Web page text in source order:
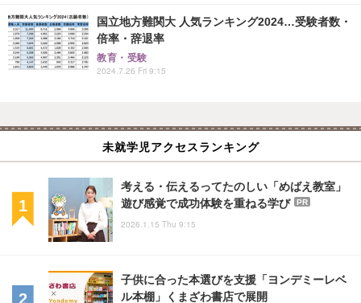
国立地方難関大 人気ランキング2024…受験者数・
倍率・辞退率
教育・受験
2024.7.26 Fri 9:15
未就学児アクセスランキング
考える・伝えるってたのしい「めばえ教室」
遊び感覚で成功体験を重ねる学び
PR
2026.1.15 Thu 9:15
子供に合った本選びを支援「ヨンデミーレベ
ル本棚」くまざわ書店で展開